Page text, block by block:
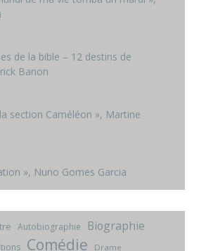
de la bible – 12 destins de
Banon
section Caméléon », Martine
», Nuno Gomes Garcia
Autobiographie Biographie
Comédie
Drame